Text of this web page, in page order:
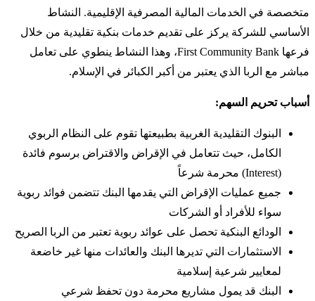
متخصصة في الخدمات المالية المصرفية الإقليمية. النشاط
الأساسي للشركة يركز على تقديم خدمات بنكية تقليدية من خلال
فرعها First Community Bank، وهذا النشاط ينطوي على تعامل
مباشر مع الربا الذي يعتبر من أكبر الكبائر في الإسلام.
أسباب تحريم السهم:
البنوك التقليدية الغربية بطبيعتها تقوم على النظام الربوي
الكامل، حيث تتعامل في الإقراض والاقتراض برسوم فائدة
(Interest) محرمة شرعاً
جميع عمليات الإقراض التي يقدمها البنك تتضمن فوائد ربوية
سواء للأفراد أو الشركات
الودائع البنكية تحصل على عوائد ربوية تعتبر من الربا الصريح
الاستثمارات التي تديرها البنك والعائدات منها غير خاضعة
لمعايير شرعية إسلامية
البنك قد يمول مشاريع محرمة دون تحفظ شرعي